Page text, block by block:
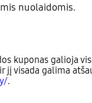
nuolaidomis.
kuponas galioja
jį visada galima
.